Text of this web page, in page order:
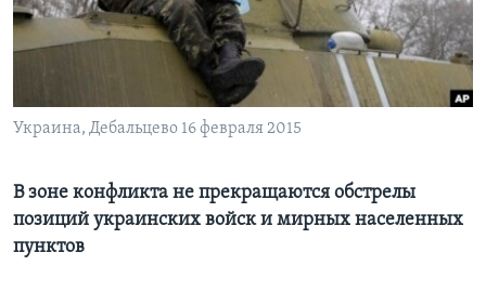
Learning English
Языки
Украина, Дебальцево 16 февраля 2015
В зоне конфликта не прекращаются обстрелы
позиций украинских войск и мирных населенных
пунктов